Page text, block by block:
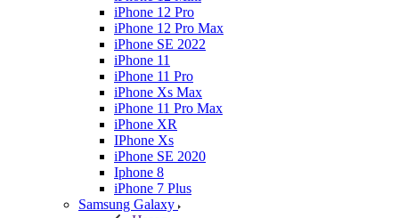
iPhone 12 Pro
iPhone 12 Pro Max
iPhone SE 2022
iPhone 11
iPhone 11 Pro
iPhone Xs Max
iPhone 11 Pro Max
iPhone XR
IPhone Xs
iPhone SE 2020
Iphone 8
iPhone 7 Plus
Samsung Galaxy